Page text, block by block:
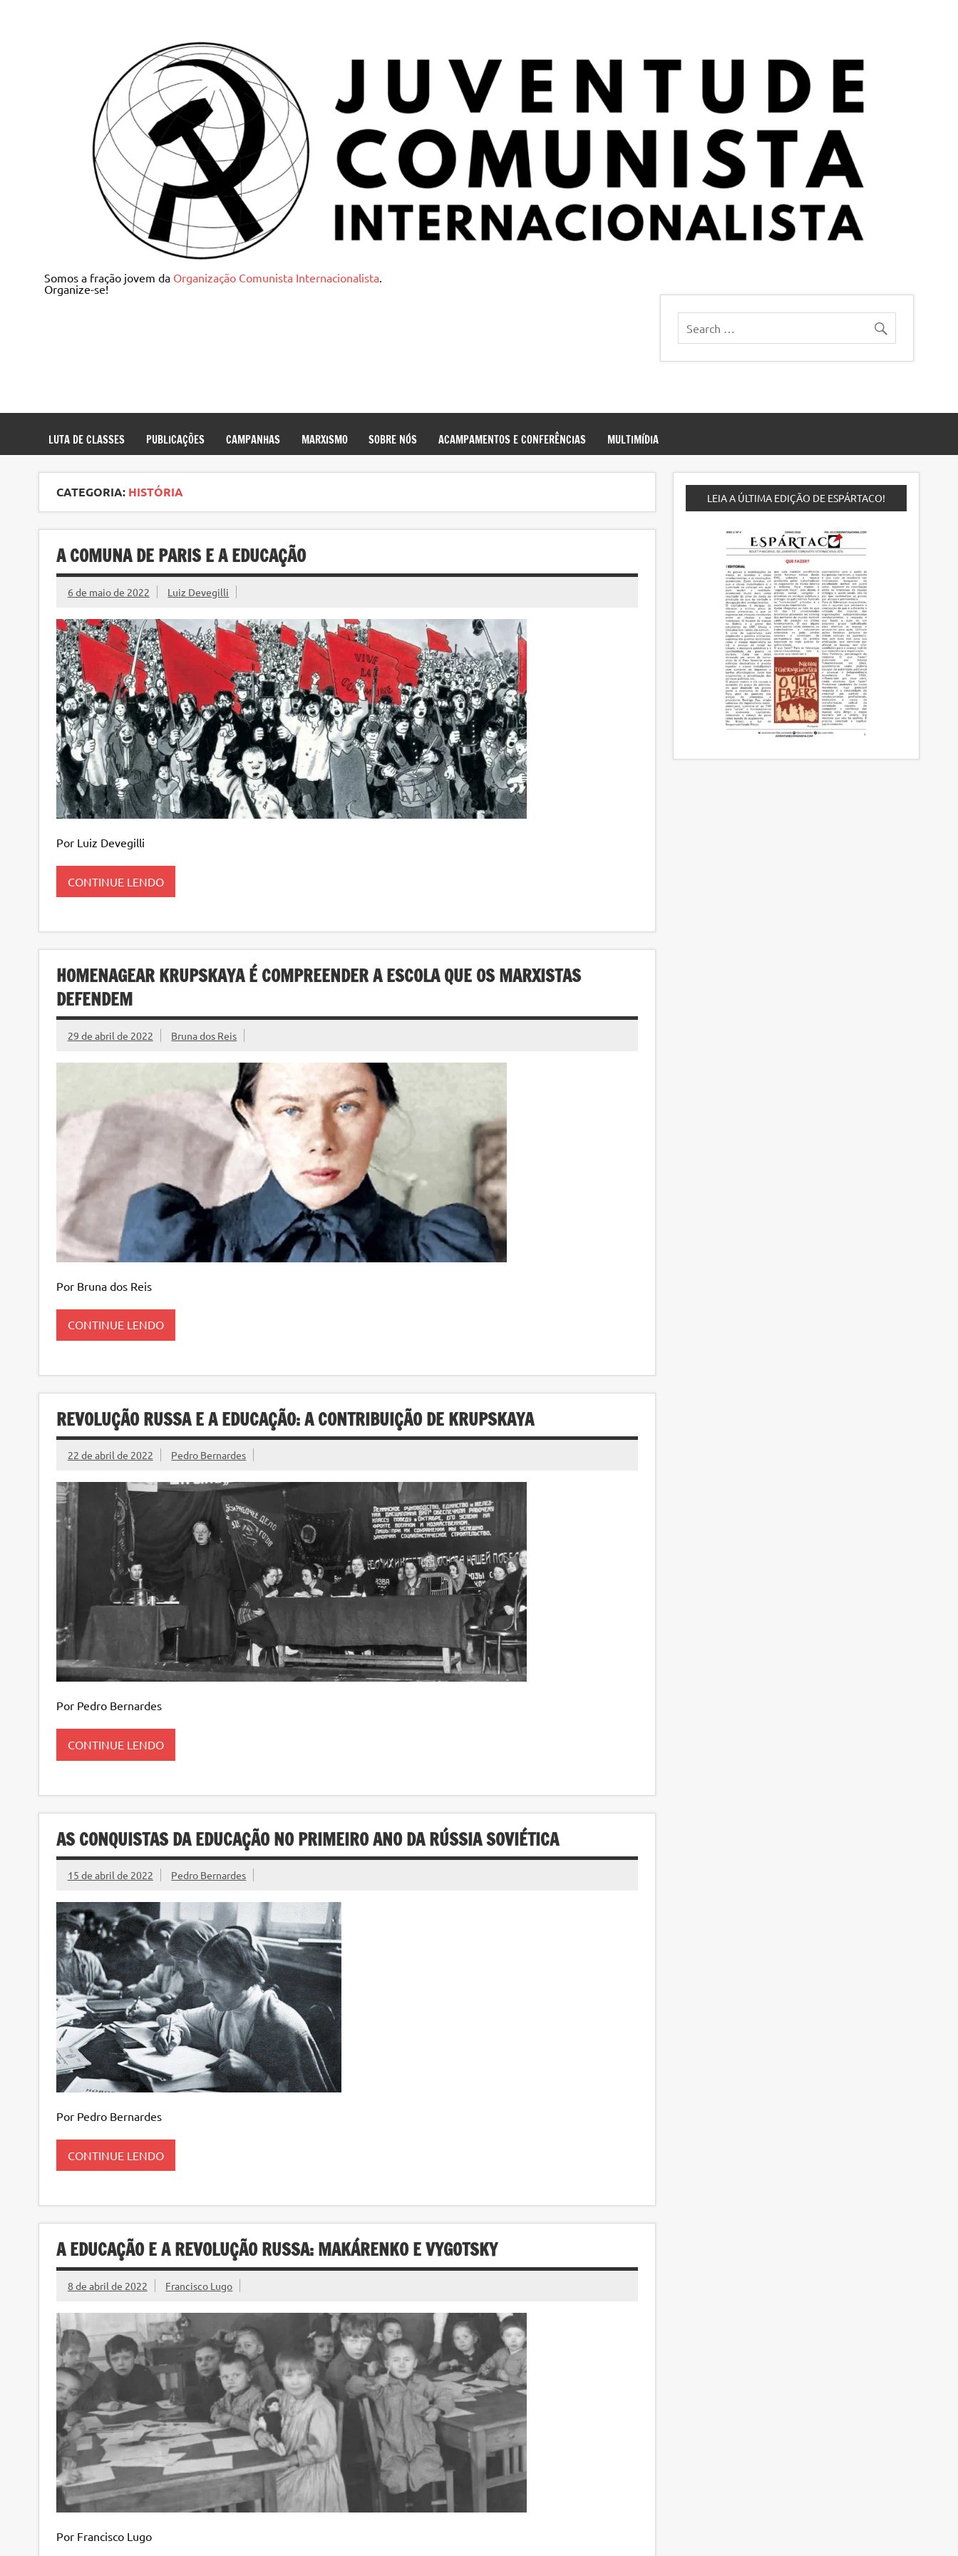
Juventude Comunista Internacionalista
Somos a fração jovem da Organização Comunista Internacionalista.
Organize-se!
LUTA DE CLASSES PUBLICAÇÕES CAMPANHAS MARXISMO SOBRE NÓS ACAMPAMENTOS E CONFERÊNCIAS MULTIMÍDIA
CATEGORIA: HISTÓRIA
A COMUNA DE PARIS E A EDUCAÇÃO
6 de maio de 2022 Luiz Devegilli
Por Luiz Devegilli
CONTINUE LENDO
HOMENAGEAR KRUPSKAYA É COMPREENDER A ESCOLA QUE OS MARXISTAS
DEFENDEM
29 de abril de 2022 Bruna dos Reis
Por Bruna dos Reis
CONTINUE LENDO
REVOLUÇÃO RUSSA E A EDUCAÇÃO: A CONTRIBUIÇÃO DE KRUPSKAYA
22 de abril de 2022 Pedro Bernardes
Por Pedro Bernardes
CONTINUE LENDO
AS CONQUISTAS DA EDUCAÇÃO NO PRIMEIRO ANO DA RÚSSIA SOVIÉTICA
15 de abril de 2022 Pedro Bernardes
Por Pedro Bernardes
CONTINUE LENDO
A EDUCAÇÃO E A REVOLUÇÃO RUSSA: MAKÁRENKO E VYGOTSKY
8 de abril de 2022 Francisco Lugo
Por Francisco Lugo
LEIA A ÚLTIMA EDIÇÃO DE ESPÁRTACO!